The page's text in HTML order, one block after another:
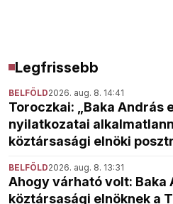
Legfrissebb
BELFÖLD2026. aug. 8. 14:41
Toroczkai: „Baka András
nyilatkozatai
köztársasági elnöki
BELFÖLD2026. aug. 8. 13:31
Ahogy várható volt: Baka
köztársasági elnöknek a